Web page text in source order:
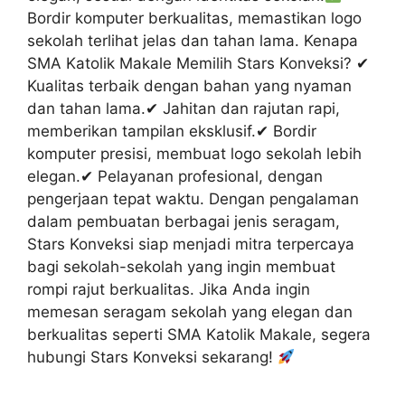
Bordir komputer berkualitas, memastikan logo
sekolah terlihat jelas dan tahan lama. Kenapa
SMA Katolik Makale Memilih Stars Konveksi? ✔
Kualitas terbaik dengan bahan yang nyaman
dan tahan lama.✔ Jahitan dan rajutan rapi,
memberikan tampilan eksklusif.✔ Bordir
komputer presisi, membuat logo sekolah lebih
elegan.✔ Pelayanan profesional, dengan
pengerjaan tepat waktu. Dengan pengalaman
dalam pembuatan berbagai jenis seragam,
Stars Konveksi siap menjadi mitra terpercaya
bagi sekolah-sekolah yang ingin membuat
rompi rajut berkualitas. Jika Anda ingin
memesan seragam sekolah yang elegan dan
berkualitas seperti SMA Katolik Makale, segera
hubungi Stars Konveksi sekarang!